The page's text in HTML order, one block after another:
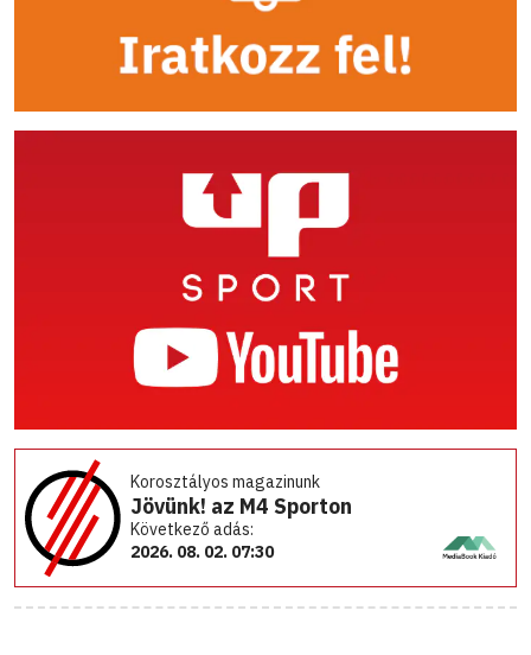
Korosztályos magazinunk
Jövünk! az M4 Sporton
Következő adás:
2026. 08. 02. 07:30